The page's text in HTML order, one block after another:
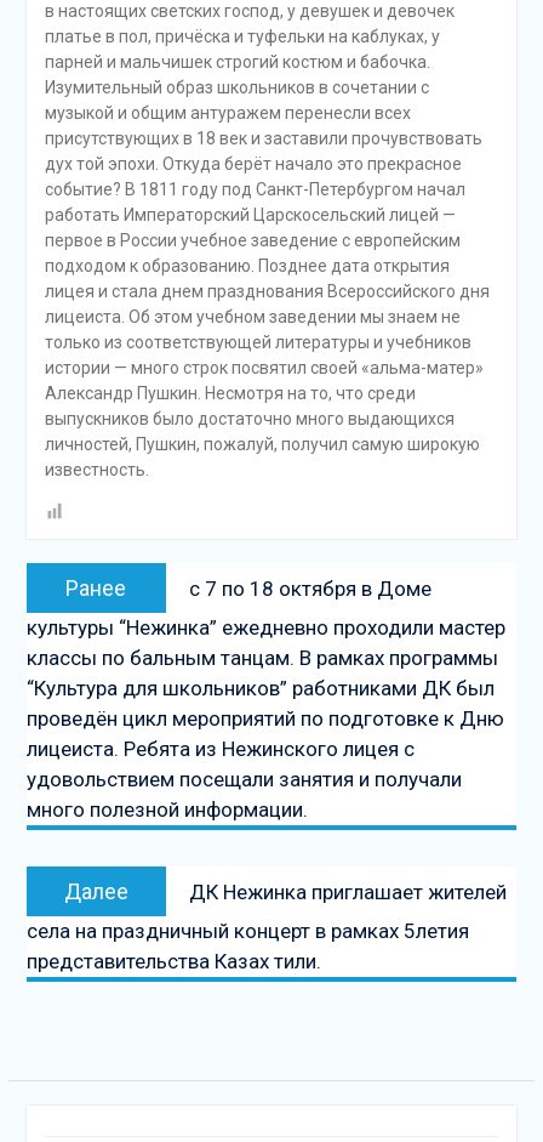
в настоящих светских господ, у девушек и девочек
платье в пол, причёска и туфельки на каблуках, у
парней и мальчишек строгий костюм и бабочка.
Изумительный образ школьников в сочетании с
музыкой и общим антуражем перенесли всех
присутствующих в 18 век и заставили прочувствовать
дух той эпохи. Откуда берёт начало это прекрасное
событие? В 1811 году под Санкт-Петербургом начал
работать Императорский Царскосельский лицей —
первое в России учебное заведение с европейским
подходом к образованию. Позднее дата открытия
лицея и стала днем празднования Всероссийского дня
лицеиста. Об этом учебном заведении мы знаем не
только из соответствующей литературы и учебников
истории — много строк посвятил своей «альма-матер»
Александр Пушкин. Несмотря на то, что среди
выпускников было достаточно много выдающихся
личностей, Пушкин, пожалуй, получил самую широкую
известность.
Навигация
записям
Ранее
запись:
с 7 по 18 октября в Доме
культуры “Нежинка” ежедневно проходили мастер
классы по бальным танцам. В рамках программы
“Культура для школьников” работниками ДК был
проведён цикл мероприятий по подготовке к Дню
лицеиста. Ребята из Нежинского лицея с
удовольствием посещали занятия и получали
много полезной информации.
Далее
запись
ДК Нежинка приглашает жителей
села на праздничный концерт в рамках 5летия
представительства Казах тили.